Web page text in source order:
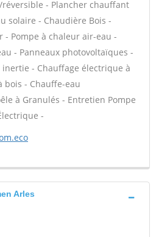
- Plancher chauffant
solaire - Chaudière Bois -
- Pompe à chaleur air-eau -
- Panneaux photovoltaïques -
- Chauffage électrique à
bois - Chauffe-eau
à Granulés - Entretien Pompe
-
Arles